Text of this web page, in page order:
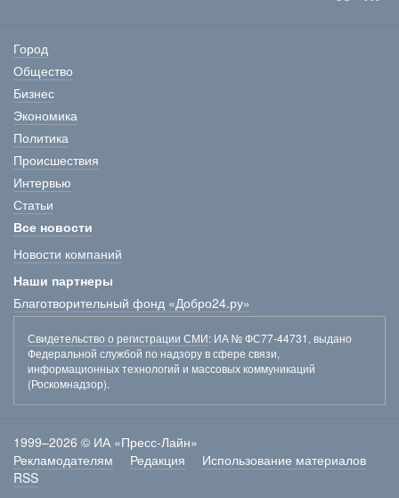
Город
Общество
Бизнес
Экономика
Политика
Происшествия
Интервью
Статьи
Все новости
Новости компаний
Наши партнеры
Благотворительный фонд «Добро24.ру»
Свидетельство о регистрации СМИ: ИА № ФС77-44731, выдано
Федеральной службой по надзору в сфере связи,
информационных технологий и массовых коммуникаций
(Роскомнадзор).
1999–2026 © ИА «Пресс-Лайн»
Рекламодателям
Редакция
Использование материалов
RSS